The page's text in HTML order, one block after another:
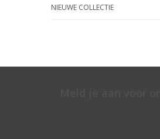
NIEUWE COLLECTIE